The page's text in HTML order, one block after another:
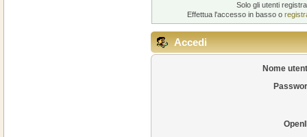
Solo gli utenti
Effettua l'accesso in basso o
Accedi
Nome